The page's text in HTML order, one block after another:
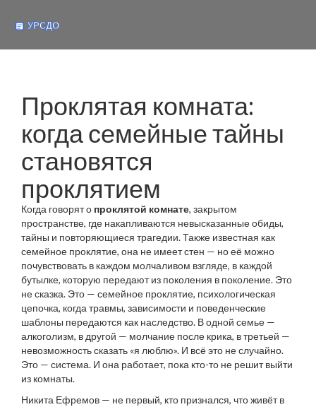
Проклятая комната:
когда семейные тайны
становятся
проклятием
Когда говорят о проклятой комнате, закрытом
пространстве, где накапливаются невысказанные обиды,
тайны и повторяющиеся трагедии. Также известная как
семейное проклятие, она не имеет стен — но её можно
почувствовать в каждом молчаливом взгляде, в каждой
бутылке, которую передают из поколения в поколение. Это
не сказка. Это — семейное проклятие, психологическая
цепочка, когда травмы, зависимости и поведенческие
шаблоны передаются как наследство. В одной семье —
алкоголизм, в другой — молчание после крика, в третьей —
невозможность сказать «я люблю». И всё это не случайно.
Это — система. И она работает, пока кто-то не решит выйти
из комнаты.
Никита Ефремов — не первый, кто признался, что живёт в